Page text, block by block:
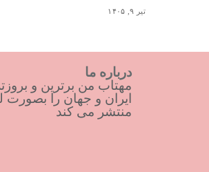
تیر ۹, ۱۴۰۵
درباره ما
مهتاب من برترین و
ایران و جهان را بصورت
منتشر می کند